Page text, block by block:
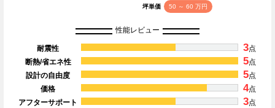
坪単価 50 ～ 60 万円
性能レビュー
耐震性 3点
断熱/省エネ性
5点
設計の自由度
5点
価格
4点
アフターサポート
3点